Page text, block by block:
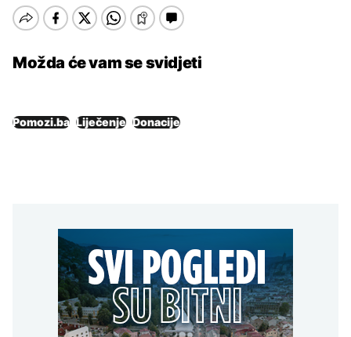
Možda će vam se svidjeti
Pomozi.ba Liječenje Donacije